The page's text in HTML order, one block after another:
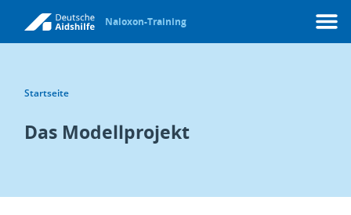
Naloxon-Training Menü
Startseite
Das Modellprojekt